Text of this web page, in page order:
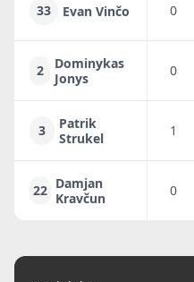
33 Evan Vinčo 0
2
Dominykas
Jonys
0
3
Patrik
Strukel
1
22 Damjan
Kravčun
0